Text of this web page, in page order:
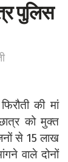
पुलिस
की मां
को मुक्त
से 15 लाख
वाले दोनों